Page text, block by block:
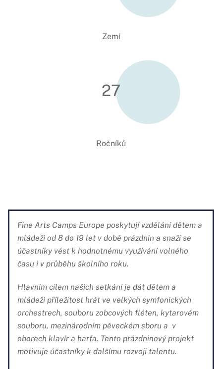
Zemí
27
Ročníků
Fine Arts Camps Europe poskytují vzdělání dětem a
mládeži od 8 do 19 let v době prázdnin a snaží se
účastníky vést k hodnotnému využívání volného
času i v průběhu školního roku.
Hlavním cílem našich setkání je dát dětem a
mládeži příležitost hrát ve velkých symfonických
orchestrech, souboru zobcových fléten, kytarovém
souboru, mezinárodním pěveckém sboru a v
oborech klavír a harfa. Tento prázdninový projekt
motivuje účastníky k dalšímu rozvoji talentu.